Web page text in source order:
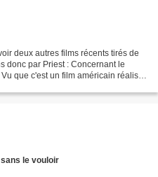
deux autres films récents tirés de
donc par Priest : Concernant le
que c'est un film américain réalisé
le vouloir